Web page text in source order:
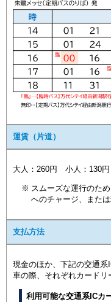
運賃（片道）
大人：260円 小人：130円
スムーズな運行のた
へのチャージ、また
支払方法
現金のほか、下記の交通
車の際、それぞれカードリ
利用可能な交通系ICカ